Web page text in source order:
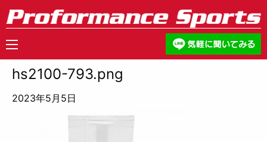
hs2100-793.png
2023年5月5日